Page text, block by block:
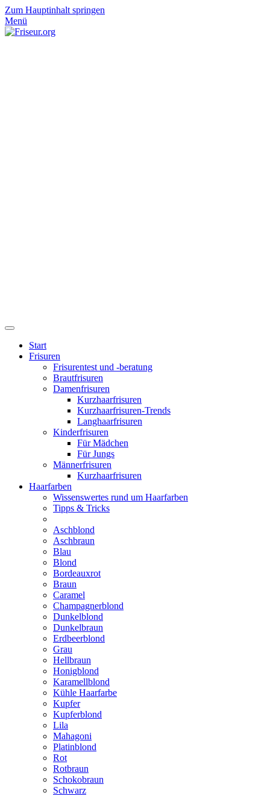
Zum Hauptinhalt springen
Menü
Start
Frisuren
Frisurentest und -beratung
Brautfrisuren
Damenfrisuren
Kurzhaarfrisuren
Kurzhaarfrisuren-Trends
Langhaarfrisuren
Kinderfrisuren
Für Mädchen
Für Jungs
Männerfrisuren
Kurzhaarfrisuren
Haarfarben
Wissenswertes rund um Haarfarben
Tipps & Tricks
Aschblond
Aschbraun
Blau
Blond
Bordeauxrot
Braun
Caramel
Champagnerblond
Dunkelblond
Dunkelbraun
Erdbeerblond
Grau
Hellbraun
Honigblond
Karamellblond
Kühle Haarfarbe
Kupfer
Kupferblond
Lila
Mahagoni
Platinblond
Rot
Rotbraun
Schokobraun
Schwarz